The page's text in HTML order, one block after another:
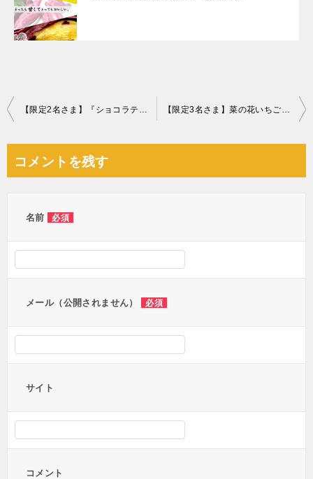
投
ビ
コメントを残す
名前 必須
メール（公開されません） 必須
サイト
コメント